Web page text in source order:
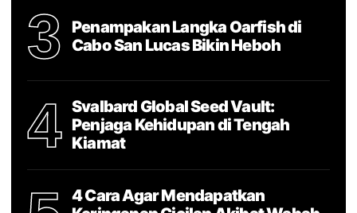
3
Penampakan Langka Oarfish di
Cabo San Lucas Bikin Heboh
4
Svalbard Global Seed Vault:
Penjaga Kehidupan di Tengah
Kiamat
4 Cara Agar Mendapatkan